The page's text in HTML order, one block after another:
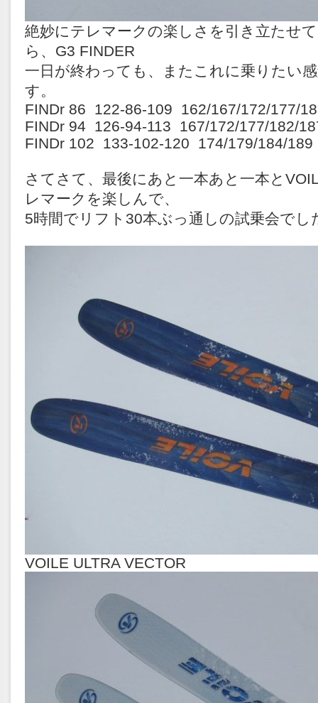
絶妙にテレマークの楽しさを引き立たせ
ら、G3 FINDER
一日が終わっても、またこれに乗りたい
す。
FINDr 86 122-86-109 162/167/172/177/
FINDr 94 126-94-113 167/172/177/182/
FINDr 102 133-102-120 174/179/184/
さてさて、最後にあと一本あと一本と
レマークを楽しんで、
5時間でリフト30本ぶっ通しの試乗会でし
VOILE ULTRA VECTOR